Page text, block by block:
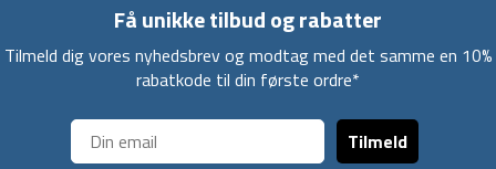
Få unikke tilbud og rabatter
Tilmeld dig vores nyhedsbrev og modtag med det samme en 10%
rabatkode til din første ordre*
Tilmeld